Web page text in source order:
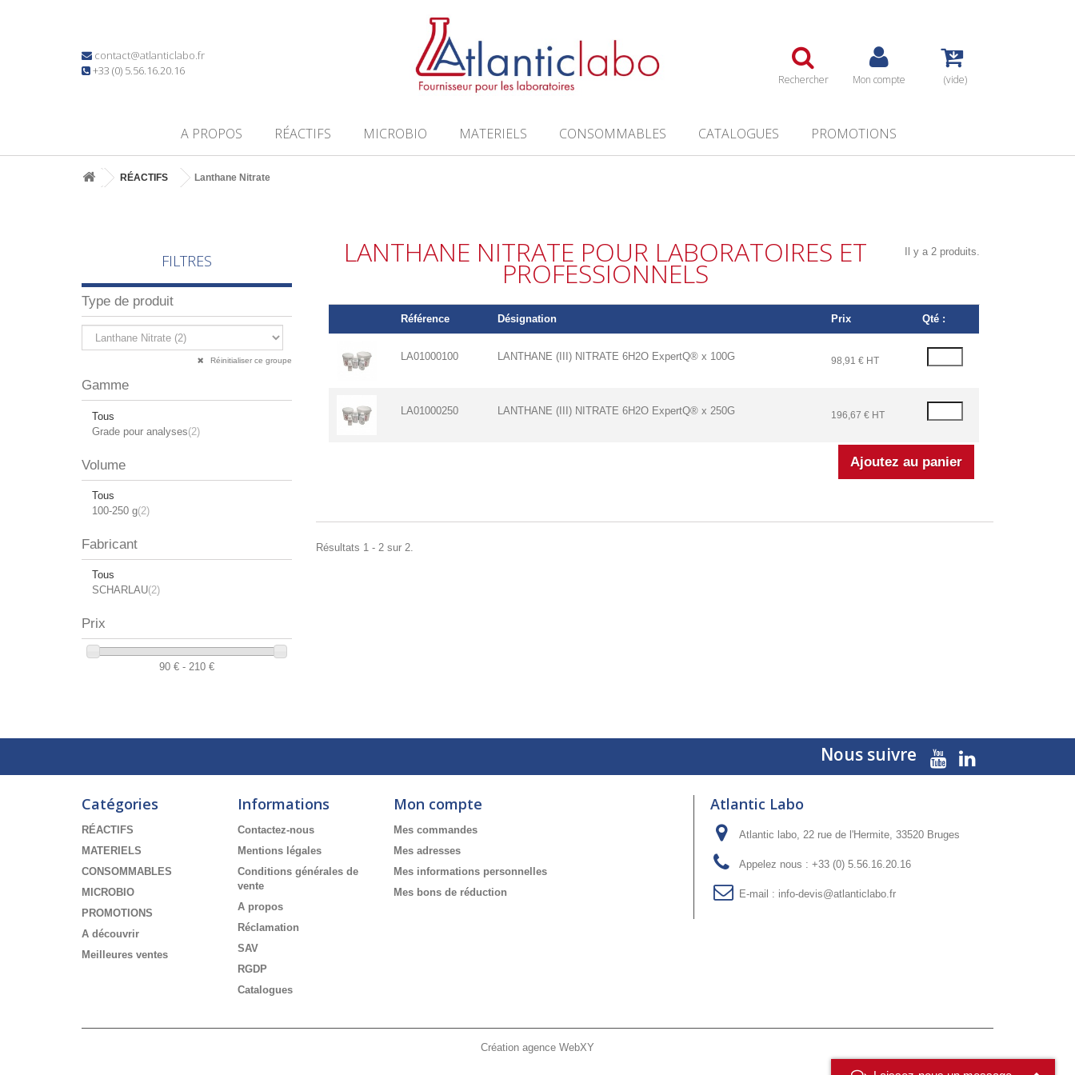
contact@atlanticlabo.fr
+33 (0) 5.56.16.20.16
Rechercher Mon compte (vide)
A PROPOS RÉACTIFS MICROBIO MATERIELS CONSOMMABLES CATALOGUES PROMOTIONS
RÉACTIFS Lanthane Nitrate
FILTRES
Type de produit
Réinitialiser ce groupe
Gamme
Tous
Grade pour analyses(2)
Volume
Tous
100-250 g(2)
Fabricant
Tous
SCHARLAU(2)
Prix
90 € - 210 €
LANTHANE NITRATE POUR LABORATOIRES ET
PROFESSIONNELS
Il y a 2 produits.
Référence Désignation Prix Qté :
LA01000100 LANTHANE (III) NITRATE 6H2O ExpertQ® x 100G 98,91 € HT
LA01000250 LANTHANE (III) NITRATE 6H2O ExpertQ® x 250G 196,67 € HT
Résultats 1 - 2 sur 2.
Nous suivre
Catégories
RÉACTIFS
MATERIELS
CONSOMMABLES
MICROBIO
PROMOTIONS
A découvrir
Meilleures ventes
Informations
Contactez-nous
Mentions légales
Conditions générales de
vente
A propos
Réclamation
SAV
RGDP
Catalogues
Création agence WebXY
Mon compte
Mes commandes
Mes adresses
Mes informations personnelles
Mes bons de réduction
Atlantic Labo
Atlantic labo, 22 rue de l'Hermite, 33520 Bruges
Appelez nous : +33 (0) 5.56.16.20.16
E-mail : info-devis@atlanticlabo.fr